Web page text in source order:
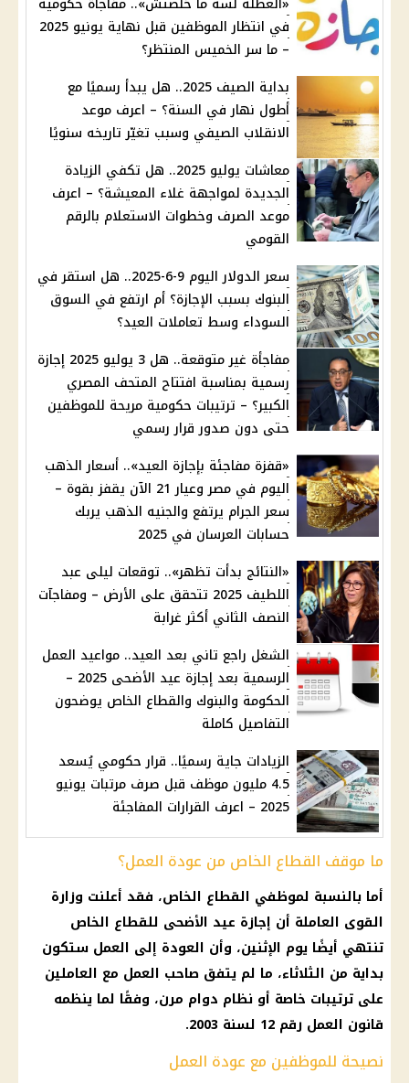
في انتظار الموظفين قبل نهاية يونيو 2025
– ما سر الخميس المنتظر؟
بداية الصيف 2025.. هل يبدأ رسميًا مع
أطول نهار في السنة؟ – اعرف موعد
الانقلاب الصيفي وسبب تغيّر تاريخه سنويًا
معاشات يوليو 2025.. هل تكفي الزيادة
الجديدة لمواجهة غلاء المعيشة؟ – اعرف
موعد الصرف وخطوات الاستعلام بالرقم
القومي
سعر الدولار اليوم 9-6-2025.. هل استقر في
البنوك بسبب الإجازة؟ أم ارتفع في السوق
السوداء وسط تعاملات العيد؟
مفاجأة غير متوقعة.. هل 3 يوليو 2025 إجازة
رسمية بمناسبة افتتاح المتحف المصري
الكبير؟ – ترتيبات حكومية مريحة للموظفين
حتى دون صدور قرار رسمي
«قفزة مفاجئة بإجازة العيد».. أسعار الذهب
اليوم في مصر وعيار 21 الآن يقفز بقوة –
سعر الجرام يرتفع والجنيه الذهب يربك
حسابات العرسان في 2025
«النتائج بدأت تظهر».. توقعات ليلى عبد
اللطيف 2025 تتحقق على الأرض – ومفاجآت
النصف الثاني أكثر غرابة
الشغل راجع تاني بعد العيد.. مواعيد العمل
الرسمية بعد إجازة عيد الأضحى 2025 –
الحكومة والبنوك والقطاع الخاص يوضحون
التفاصيل كاملة
الزيادات جاية رسميًا.. قرار حكومي يُسعد
4.5 مليون موظف قبل صرف مرتبات يونيو
2025 – اعرف القرارات المفاجئة
ما موقف القطاع الخاص من عودة العمل؟
أما بالنسبة لموظفي القطاع الخاص، فقد أعلنت وزارة
القوى العاملة أن إجازة عيد الأضحى للقطاع الخاص
تنتهي أيضًا يوم الإثنين، وأن العودة إلى العمل ستكون
بداية من الثلاثاء، ما لم يتفق صاحب العمل مع العاملين
على ترتيبات خاصة أو نظام دوام مرن، وفقًا لما ينظمه
قانون العمل رقم 12 لسنة 2003.
نصيحة للموظفين مع عودة العمل